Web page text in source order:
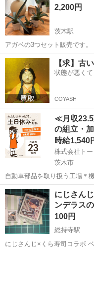
類のアガベの写真を載せ...
2,200円
茨木駅
アガベの3つセット販売です。 種類 アガベオデロイ アガベビクトリア
レジーナコンパクト アガベアメリカーナ 状態など
さい。 一部キズなどがある個
テラ90ごとの販売で...
大阪 茨木市 茨木駅
【求】古
状態が悪くて
COYASH
≪月収23.5
の組立・
時給1,540
株式会社ト
茨木市
自動車部品を取り扱う工場＊機械オ
品を取り扱う工場での製造
ご希望の作業をお選びいただけます。 ①機械オペレー
部品のセッティング（台へ...
大阪 茨木市 その他
にじさん
ンデラス
100円
総持寺駅
にじさんじ×くら寿司コラボ